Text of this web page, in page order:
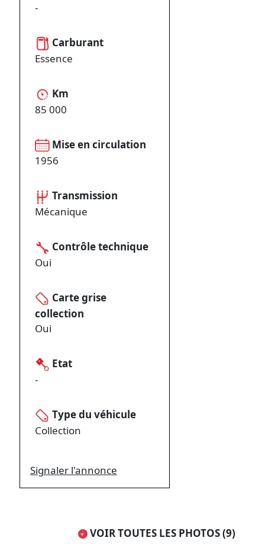
VOIR TOUTES LES PHOTOS (9)
-
Carburant
Essence
Km
85 000
Mise en circulation
1956
Transmission
Mécanique
Contrôle technique
Oui
Carte grise
collection
Oui
Etat
-
Type du véhicule
Collection
Signaler l'annonce